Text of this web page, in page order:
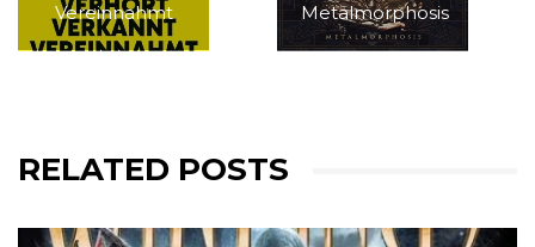
Vereinnahmt
Metalmorphosis
RELATED POSTS